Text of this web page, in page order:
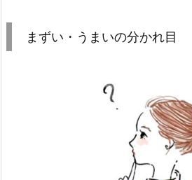
まずい・うまいの分かれ目